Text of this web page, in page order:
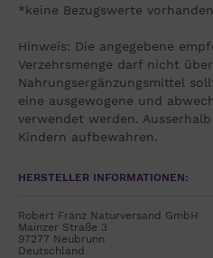
*keine Bezugswerte vorhanden
Hinweis: Die angegebene
Verzehrsmenge darf nicht
Nahrungsergänzungsmittel
eine ausgewogene und
verwendet werden.
Kindern aufbewahren.
HERSTELLER INFORMATIONEN:
Robert Franz Naturversand GmbH
Mainzer Straße 3
97277 Neubrunn
Deutschland